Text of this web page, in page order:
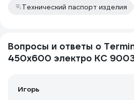
Технический паспорт изделия
Вопросы и ответы о
450x600 электро КС
Игорь